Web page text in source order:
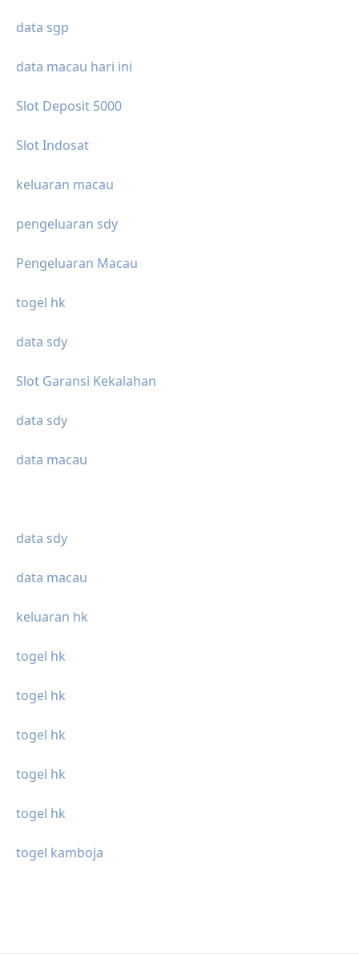
data sgp
data macau hari ini
Slot Deposit 5000
Slot Indosat
keluaran macau
pengeluaran sdy
Pengeluaran Macau
togel hk
data sdy
Slot Garansi Kekalahan
data sdy
data macau
data sdy
data macau
keluaran hk
togel hk
togel hk
togel hk
togel hk
togel hk
togel kamboja